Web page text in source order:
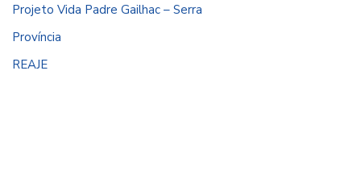
Projeto Vida Padre Gailhac – Serra
Província
REAJE